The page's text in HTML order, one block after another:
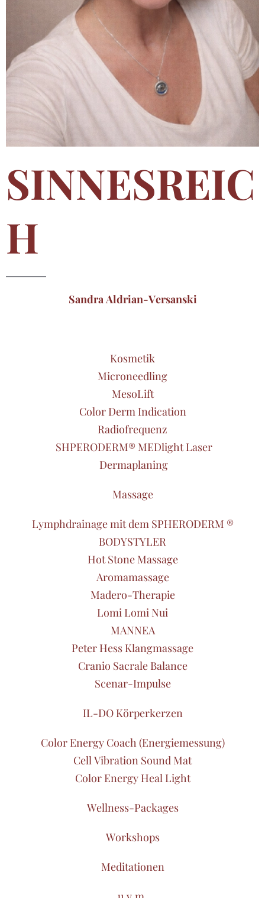
SINNESREIC
H
Sandra Aldrian-Versanski
Kosmetik
Microneedling
MesoLift
Color Derm Indication
Radiofrequenz
SHPERODERM® MEDlight Laser
Dermaplaning
Massage
Lymphdrainage mit dem SPHERODERM ®
BODYSTYLER
Hot Stone Massage
Aromamassage
Madero-Therapie
Lomi Lomi Nui
MANNEA
Peter Hess Klangmassage
Cranio Sacrale Balance
Scenar-Impulse
IL-DO Körperkerzen
Color Energy Coach (Energiemessung)
Cell Vibration Sound Mat
Color Energy Heal Light
Wellness-Packages
Workshops
Meditationen